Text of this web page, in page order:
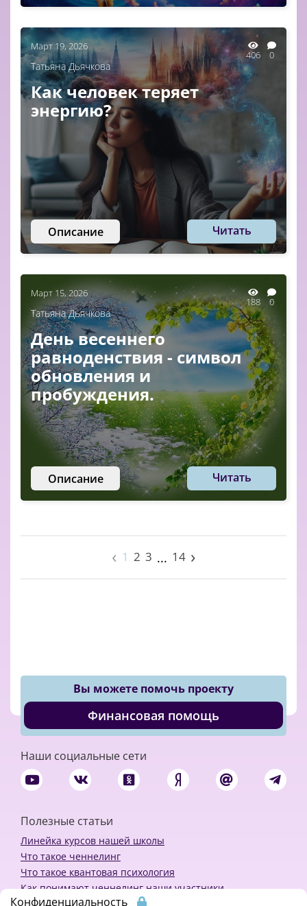
Март 19, 2026
406 0
Татьяна Дьячкова
Как человек теряет
энергию?
Описание Читать
Март 15, 2026
188 0
Татьяна Дьячкова
День весеннего
равноденствия - символ
обновления и
пробуждения.
Описание Читать
‹ 1 2 3 ... 14 ›
Вы можете помочь проекту
Финансовая помощь
Наши социальные сети
Полезные статьи
Линейка курсов нашей школы
Что такое ченнелинг
Что такое квантовая психология
Как понимают ченнелинг наши участники
Конфиденциальность